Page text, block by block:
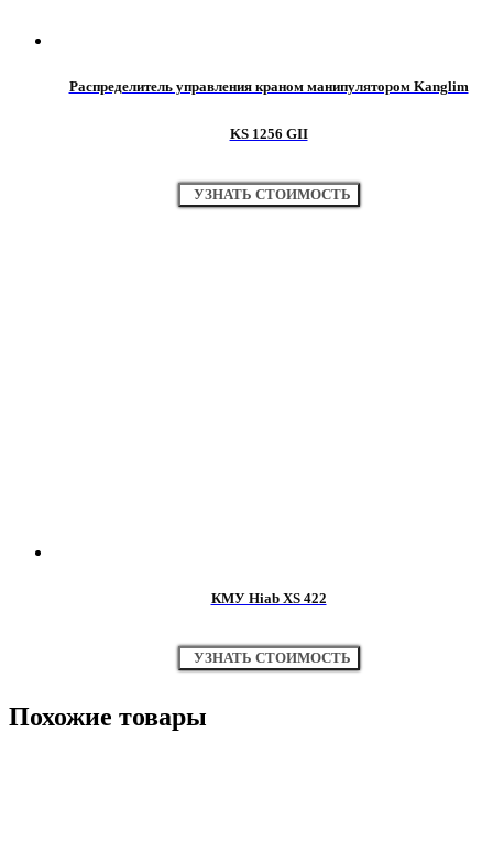
Распределитель управления краном манипулятором Kanglim
KS 1256 GII
УЗНАТЬ СТОИМОСТЬ
КМУ Hiab XS 422
УЗНАТЬ СТОИМОСТЬ
Похожие товары